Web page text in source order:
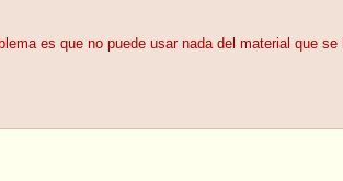
es que no puede usar nada del material que